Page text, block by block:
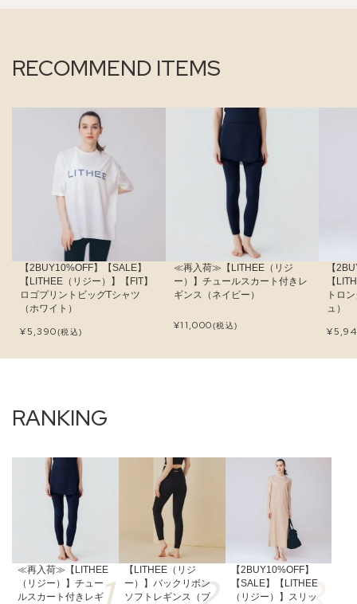
RECOMMEND ITEMS
【2BUY10%OFF】【SALE】
【LITHEE（リジー）】【FIT】
ロゴプリントビッグTシャツ
（ホワイト）
¥5,390(税込)
≪再入荷≫【LITHEE（リジ
ー）】チュールスカート付きレ
ギンス（ネイビー）
¥11,000(税込)
【
【
トロ
ュ）
¥
≪再入荷≫【LITHEE
（リジー）】チュー
ルスカート付きレギ
【LITHEE（リジ
ー）】バックリボン
ソフトレギンス（ブ
【2BUY10%OFF】
【SALE】【LITHEE
（リジー）】スリッ